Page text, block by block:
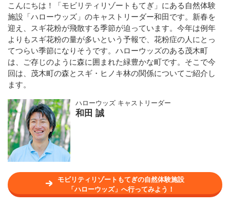
こんにちは！「モビリティリゾートもてぎ」にある自然体験
施設「ハローウッズ」のキャストリーダー和田です。新春を
迎え、スギ花粉が飛散する季節が迫っています。今年は例年
よりもスギ花粉の量が多いという予報で、花粉症の人にとっ
てつらい季節になりそうです。ハローウッズのある茂木町
は、ご存じのように森に囲まれた緑豊かな町です。そこで今
回は、茂木町の森とスギ・ヒノキ林の関係についてご紹介し
ます。
ハローウッズ キャストリーダー
和田 誠
モビリティリゾートもてぎの自然体験施設
「ハローウッズ」へ行ってみよう！